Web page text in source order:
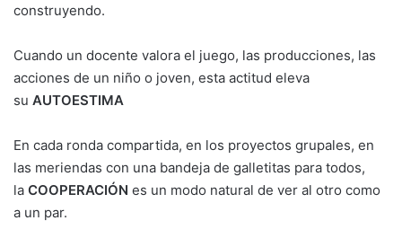
construyendo.
Cuando un docente valora el juego, las producciones, las
acciones de un niño o joven, esta actitud eleva
su AUTOESTIMA
En cada ronda compartida, en los proyectos grupales, en
las meriendas con una bandeja de galletitas para todos,
la COOPERACIÓN es un modo natural de ver al otro como
a un par.